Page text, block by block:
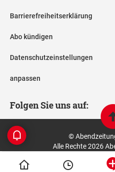
Barrierefreiheitserklärung
Abo kündigen
Datenschutzeinstellungen
anpassen
Folgen Sie uns auf:
©
Alle Rechte 2026